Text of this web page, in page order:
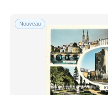
Nouveau